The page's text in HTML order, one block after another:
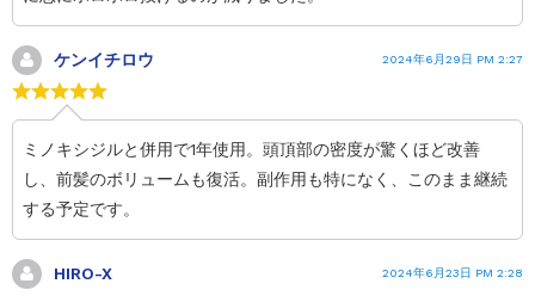
ケンイチロウ 2024年6月29日 PM 2:27
ミノキシジルと併用で1年使用。頭頂部の密度が驚くほど改善
し、前髪のボリュームも復活。副作用も特になく、このまま継続
する予定です。
HIRO-X 2024年6月23日 PM 2:28